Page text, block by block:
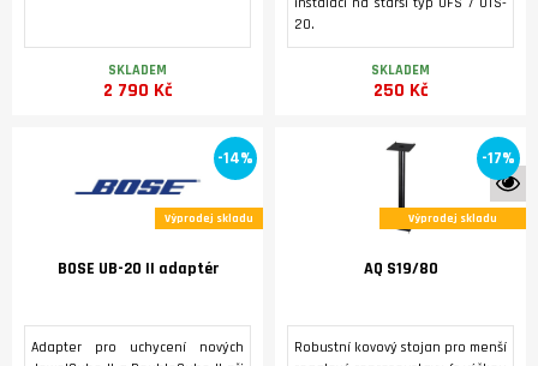
SKLADEM
2 790 Kč
20.
SKLADEM
250 Kč
Výprodej skladu
-14%
BOSE UB-20 II adaptér
Adapter pro uchycení nových
Výprodej skladu
-17%
AQ S19/80
Robustní kovový stojan pro menší